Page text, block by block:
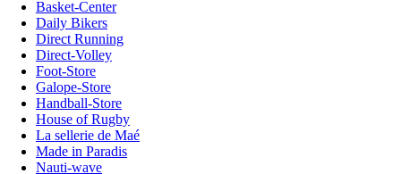
Basket-Center
Daily Bikers
Direct Running
Direct-Volley
Foot-Store
Galope-Store
Handball-Store
House of Rugby
La sellerie de Maé
Made in Paradis
Nauti-wave